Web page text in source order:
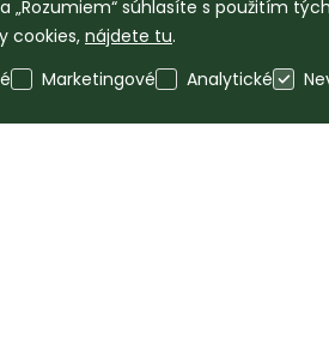
„Rozumiem“ súhlasíte s použitím
cookies, nájdete tu.
Marketingové Analytické